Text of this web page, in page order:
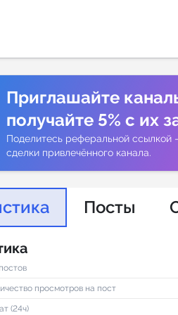
Приглашайте
получайте 5% с их
Поделитесь реферальной ссылкой
сделки привлечённого канала.
Посты
просмотров на пост
(24ч)